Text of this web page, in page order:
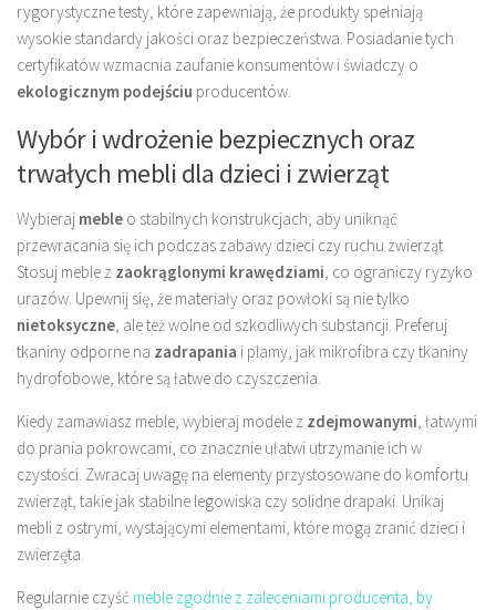
rygorystyczne testy, które zapewniają, że produkty spełniają
wysokie standardy jakości oraz bezpieczeństwa. Posiadanie tych
certyfikatów wzmacnia zaufanie konsumentów i świadczy o
ekologicznym podejściu producentów.
Wybór i wdrożenie bezpiecznych oraz
trwałych mebli dla dzieci i zwierząt
Wybieraj meble o stabilnych konstrukcjach, aby uniknąć
przewracania się ich podczas zabawy dzieci czy ruchu zwierząt.
Stosuj meble z zaokrąglonymi krawędziami, co ograniczy ryzyko
urazów. Upewnij się, że materiały oraz powłoki są nie tylko
nietoksyczne, ale też wolne od szkodliwych substancji. Preferuj
tkaniny odporne na zadrapania i plamy, jak mikrofibra czy tkaniny
hydrofobowe, które są łatwe do czyszczenia.
Kiedy zamawiasz meble, wybieraj modele z zdejmowanymi, łatwymi
do prania pokrowcami, co znacznie ułatwi utrzymanie ich w
czystości. Zwracaj uwagę na elementy przystosowane do komfortu
zwierząt, takie jak stabilne legowiska czy solidne drapaki. Unikaj
mebli z ostrymi, wystającymi elementami, które mogą zranić dzieci i
zwierzęta.
Regularnie czyść meble zgodnie z zaleceniami producenta, by